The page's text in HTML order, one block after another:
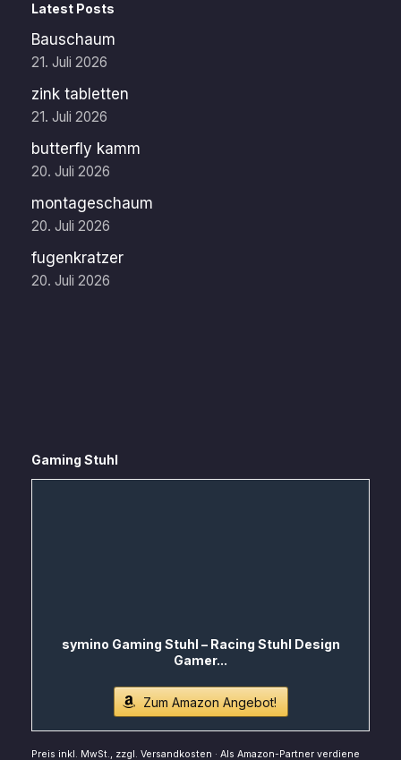
Latest Posts
Bauschaum
21. Juli 2026
zink tabletten
21. Juli 2026
butterfly kamm
20. Juli 2026
montageschaum
20. Juli 2026
fugenkratzer
20. Juli 2026
Gaming Stuhl
symino Gaming Stuhl – Racing Stuhl Design
Gamer...
Zum Amazon Angebot!
Preis inkl. MwSt., zzgl. Versandkosten · Als Amazon-Partner verdiene